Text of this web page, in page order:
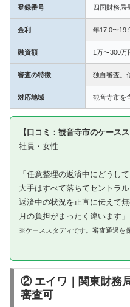
登録番号 四国財務局
金利 年17.0〜
融資額 1万〜300万
審査の特徴 独自審査。
対応地域 観音寺市を
【口コミ：観音寺市のケースス
社員・女性
「任意整理の返済中にどうし
大手はすべて落ちてセントラ
返済中の状況を正直に伝えて
月の負担がまったく違います」
※ケーススタディです。審査通過を
② エイワ｜関東財務
審査可